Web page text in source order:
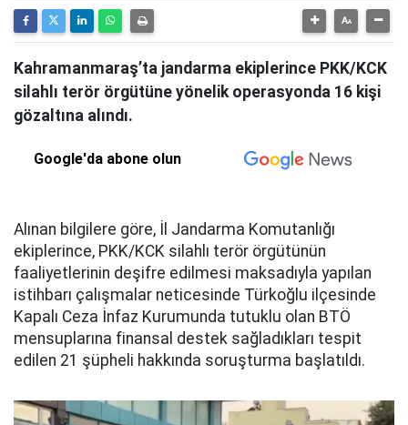
Kahramanmaraş’ta jandarma ekiplerince PKK/KCK
silahlı terör örgütüne yönelik operasyonda 16 kişi
gözaltına alındı.
Google'da abone olun
Alınan bilgilere göre, İl Jandarma Komutanlığı
ekiplerince, PKK/KCK silahlı terör örgütünün
faaliyetlerinin deşifre edilmesi maksadıyla yapılan
istihbarı çalışmalar neticesinde Türkoğlu ilçesinde
Kapalı Ceza İnfaz Kurumunda tutuklu olan BTÖ
mensuplarına finansal destek sağladıkları tespit
edilen 21 şüpheli hakkında soruşturma başlatıldı.